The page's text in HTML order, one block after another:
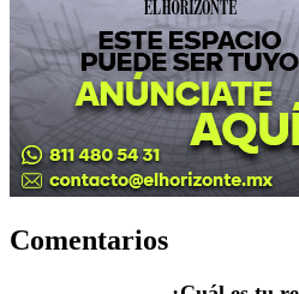
Comentarios